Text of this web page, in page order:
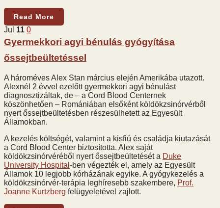
Read More
Jul 11 0
Gyermekkori agyi bénulás gyógyítása
őssejtbeültetéssel
A hároméves Alex Stan március elején Amerikába utazott.
Alexnél 2 évvel ezelőtt gyermekkori agyi bénulást
diagnosztizáltak, de – a Cord Blood Centernek
köszönhetően – Romániában elsőként köldökzsinórvérből
nyert őssejtbeültetésben részesülhetett az Egyesült
Államokban.
A kezelés költségét, valamint a kisfiú és családja kiutazását
a Cord Blood Center biztosította. Alex saját
köldökzsinórvéréből nyert őssejtbeültetését a Duke
University Hospital -ben végezték el, amely az Egyesült
Államok 10 legjobb kórházának egyike. A gyógykezelés a
köldökzsinórvér-terápia leghíresebb szakembere, Prof.
Joanne Kurtzberg felügyeletével zajlott.